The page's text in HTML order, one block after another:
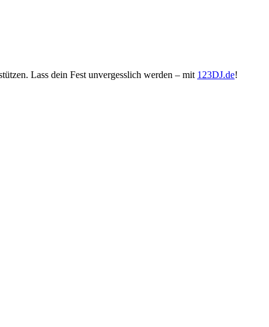
Lass dein Fest unvergesslich werden – mit 123DJ.de!